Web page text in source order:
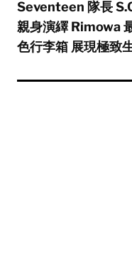
Seventeen 隊長
親身演繹 Rimowa
色行李箱 展現極致